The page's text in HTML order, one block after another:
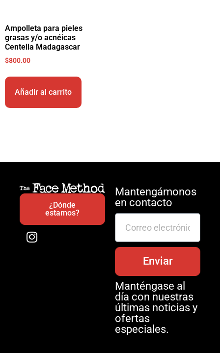
Ampolleta para pieles
grasas y/o acnéicas
Centella Madagascar
$800.00
Añadir al carrito
¿Dónde
estamos?
Mantengámonos
en contacto
Enviar
Manténgase al
día con nuestras
últimas noticias y
ofertas
especiales.